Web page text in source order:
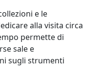
e le
alla visita circa
permette di
sale e
sugli strumenti